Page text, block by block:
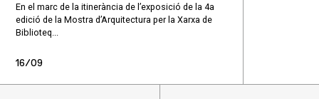
En el marc de la itinerància de l’exposició de la 4a
edició de la Mostra d’Arquitectura per la Xarxa de
Biblioteq...
16/09